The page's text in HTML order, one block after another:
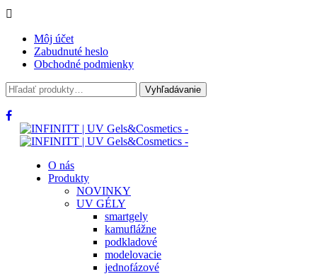
Môj účet
Zabudnuté heslo
Obchodné podmienky
Hľadať:
Vyhľadávanie
O nás
Produkty
NOVINKY
UV GÉLY
smartgely
kamuflážne
podkladové
modelovacie
jednofázové